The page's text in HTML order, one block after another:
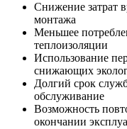
Снижение затрат
монтажа
Меньшее
теплоизоляции
Использование
снижающих
Долгий срок
обслуживание
Возможность
окончании